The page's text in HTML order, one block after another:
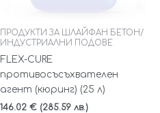
ПРОДУКТИ ЗА ШЛАЙФАН БЕТОН/
ИНДУСТРИАЛНИ ПОДОВЕ
FLEX-CURE
противосъсъхвателен
агент (кюринг) (25 л)
146.02 € (285.59 лв.)